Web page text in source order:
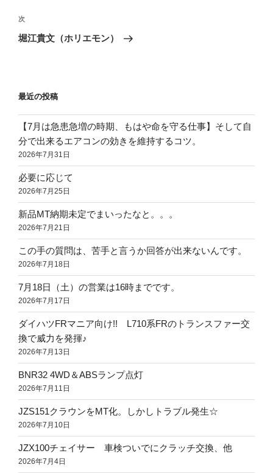
ビ
ゲ
ン
稿
次
の
次
堀江貴文（ホリエモン）
最近の投稿
【7月は急患急増の時期、もはや命を守る仕事】そして自
分で出来るエアコンの効きを維持するコツ。
2026年7月31日
必要に応じて
2026年7月25日
新品MT納期未定でまいったなと。。。
2026年7月21日
この手の質問は、苦手と言うか回答が出来ないんです。
2026年7月18日
7月18日（土）の営業は16時までです。
2026年7月17日
ダイハツFRマニア向け!! L710系FRのトランスファー交
換で威力を発揮♪
2026年7月13日
BNR32 4WD＆ABSランプ点灯
2026年7月11日
JZS151クラウンをMT化。しかしトラブル発生☆
2026年7月10日
JZX100チェイサー 車検ついでにクラッチ交換、他
2026年7月4日